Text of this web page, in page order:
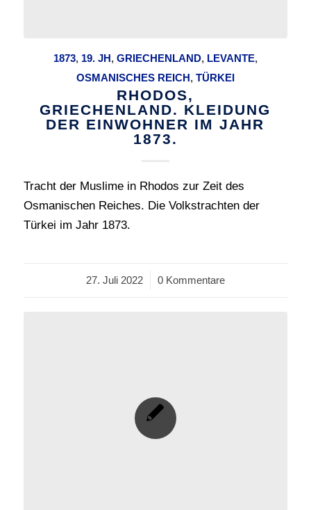
1873, 19. JH, GRIECHENLAND, LEVANTE,
OSMANISCHES REICH, TÜRKEI
RHODOS,
GRIECHENLAND. KLEIDUNG
DER EINWOHNER IM JAHR
1873.
Tracht der Muslime in Rhodos zur Zeit des
Osmanischen Reiches. Die Volkstrachten der
Türkei im Jahr 1873.
27. Juli 2022
/ 0 Kommentare